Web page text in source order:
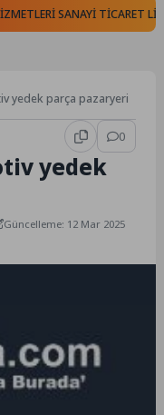
SANAYİ TİCARET
yedek parça pazaryeri
0
yedek
Güncelleme: 12 Mar 2025